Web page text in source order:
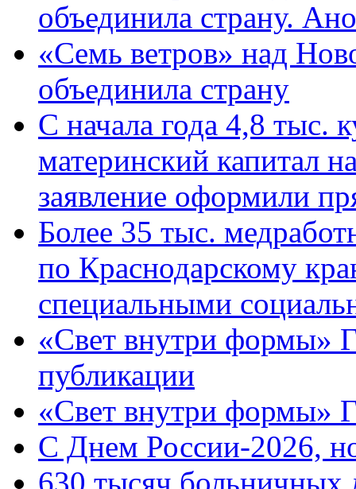
объединила страну.
«Семь ветров» над
объединила страну
С начала года 4,8 тыс.
материнский капитал
заявление оформили
Более 35 тыс.
по Краснодарскому
специальными
«Свет внутри формы»
публикации
«Свет внутри формы»
C Днем России-2026,
630 тысяч больничных